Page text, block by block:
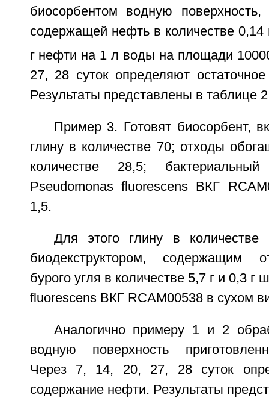
биосорбентом водную
содержащей нефть в количестве 0,14
г нефти на 1 л воды на площади
27, 28 суток определяют
Результаты представлены в таблице
Пример 3. Готовят биосорбент,
глину в количестве 70; отходы
количестве 28,5;
Pseudomonas fluorescens ВКГ
1,5.
Для этого глину в
биодекструктором, содержащим
бурого угля в количестве 5,7 г и 0,3
fluorescens ВКГ RCAM00538 в сухом
Аналогично примеру 1 и 2
водную поверхность
Через 7, 14, 20, 27, 28 суток
содержание нефти. Результаты